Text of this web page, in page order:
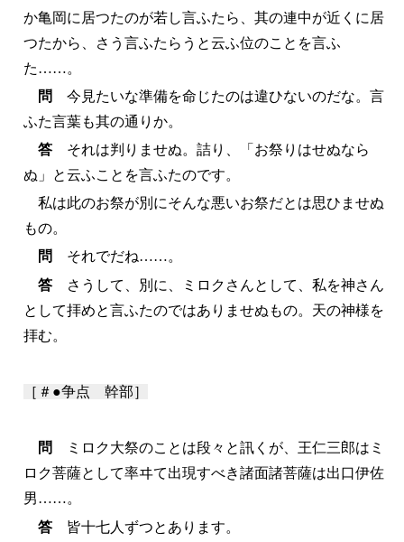
か亀岡に居つたのが若し言ふたら、其の連中が近くに居
つたから、さう言ふたらうと云ふ位のことを言ふ
た……。
問 今見たいな準備を命じたのは違ひないのだな。言
ふた言葉も其の通りか。
答それは判りませぬ。詰り、「お祭りはせぬなら
ぬ」と云ふことを言ふたのです。
私は此のお祭が別にそんな悪いお祭だとは思ひませぬ
もの。
問 それでだね……。
答さうして、別に、ミロクさんとして、私を神さん
として拝めと言ふたのではありませぬもの。天の神様を
拝む。
［＃●争点 幹部］
問 ミロク大祭のことは段々と訊くが、王仁三郎はミ
ロク菩薩として率ヰて出現すべき諸面諸菩薩は出口伊佐
男……。
答皆十七人ずつとあります。